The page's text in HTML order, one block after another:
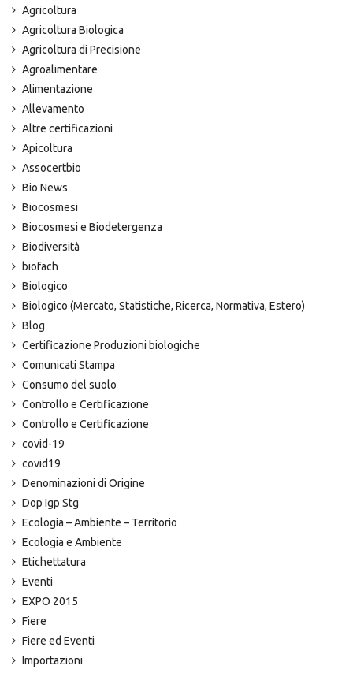
Agricoltura
Agricoltura Biologica
Agricoltura di Precisione
Agroalimentare
Alimentazione
Allevamento
Altre certificazioni
Apicoltura
Assocertbio
Bio News
Biocosmesi
Biocosmesi e Biodetergenza
Biodiversità
biofach
Biologico
Biologico (Mercato, Statistiche, Ricerca, Normativa, Estero)
Blog
Certificazione Produzioni biologiche
Comunicati Stampa
Consumo del suolo
Controllo e Certificazione
Controllo e Certificazione
covid-19
covid19
Denominazioni di Origine
Dop Igp Stg
Ecologia – Ambiente – Territorio
Ecologia e Ambiente
Etichettatura
Eventi
EXPO 2015
Fiere
Fiere ed Eventi
Importazioni